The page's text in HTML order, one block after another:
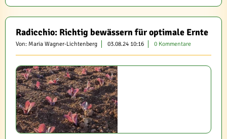
Radicchio: Richtig bewässern für optimale Ernte
Von: Maria Wagner-Lichtenberg 03.08.24 10:16 0 Kommentare